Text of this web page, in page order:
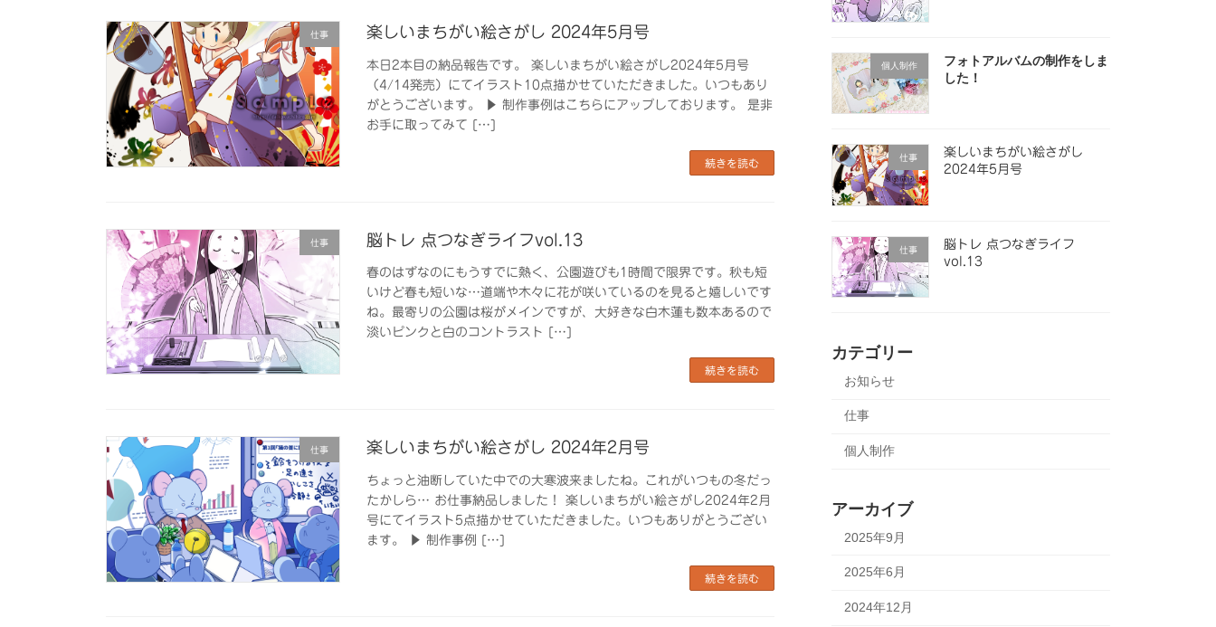
仕事 楽しいまちがい絵さがし 2024年5月号
本日2本目の納品報告です。 楽しいまちがい絵さがし2024年5月号
（4/14発売）にてイラスト10点描かせていただきました。いつもあり
がとうございます。 ▶︎ 制作事例はこちらにアップしております。 是非
お手に取ってみて […]
続きを読む
仕事 脳トレ 点つなぎライフvol.13
春のはずなのにもうすでに熱く、公園遊びも1時間で限界です。秋も短
いけど春も短いな…道端や木々に花が咲いているのを見ると嬉しいです
ね。最寄りの公園は桜がメインですが、大好きな白木蓮も数本あるので
淡いピンクと白のコントラスト […]
続きを読む
仕事 楽しいまちがい絵さがし 2024年2月号
ちょっと油断していた中での大寒波来ましたね。これがいつもの冬だっ
たかしら… お仕事納品しました！ 楽しいまちがい絵さがし2024年2月
号にてイラスト5点描かせていただきました。いつもありがとうござい
ます。 ▶︎ 制作事例 […]
続きを読む
個人制作
フォトアルバムの制作をしま
した！
仕事
楽しいまちがい絵さがし
2024年5月号
仕事
脳トレ 点つなぎライフ
vol.13
カテゴリー
お知らせ
仕事
個人制作
アーカイブ
2025年9月
2025年6月
2024年12月